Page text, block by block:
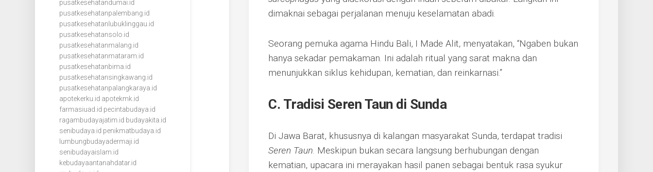
pusatkesehatandumai.id
pusatkesehatanpalembang.id
pusatkesehatanlubuklinggau.id
pusatkesehatansolo.id
pusatkesehatanmalang.id
pusatkesehatanmataram.id
pusatkesehatanbima.id
pusatkesehatansingkawang.id
pusatkesehatanpalangkaraya.id
apotekerku.id apotekmk.id
farmasiuad.id pecintabudaya.id
ragambudayajatim.id budayakita.id
senibudaya.id penikmatbudaya.id
lumbungbudayadermaji.id
senibudayaislam.id
kebudayaantanahdatar.id
dimaknai sebagai perjalanan menuju keselamatan abadi.
Seorang pemuka agama Hindu Bali, I Made Alit, menyatakan, “Ngaben bukan
hanya sekadar pemakaman. Ini adalah ritual yang sarat makna dan
menunjukkan siklus kehidupan, kematian, dan reinkarnasi.”
C. Tradisi Seren Taun di Sunda
Di Jawa Barat, khususnya di kalangan masyarakat Sunda, terdapat tradisi
Seren Taun. Meskipun bukan secara langsung berhubungan dengan
kematian, upacara ini merayakan hasil panen sebagai bentuk rasa syukur